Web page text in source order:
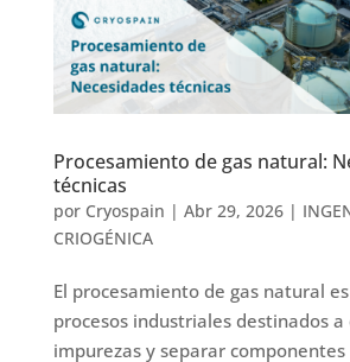
Procesamiento de gas natural:
técnicas
por Cryospain | Abr 29, 2026|
CRIOGÉNICA
El procesamiento de gas natural
procesos industriales destinados
impurezas y separar